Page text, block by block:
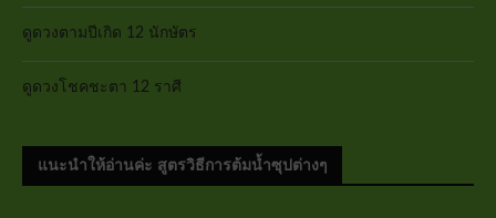
ดูดวงตามปีเกิด 12 นักษัตร
ดูดวงโชคชะตา 12 ราศี
แนะนำให้อ่านค่ะ สูตรวิธีการต้มน้ำซุปต่างๆ